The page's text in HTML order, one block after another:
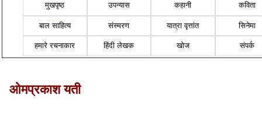
मुखपृष्ठ उपन्यास कहानी कविता
बाल साहित्य संस्मरण यात्रा वृत्तांत सिनेमा
हमारे रचनाकार हिंदी लेखक खोज संपर्क
ओमप्रकाश यती